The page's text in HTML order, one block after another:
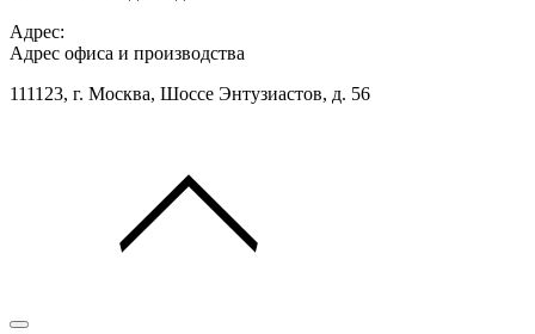
Адрес:
Адрес офиса и производства
111123, г. Москва, Шоссе Энтузиастов, д. 56